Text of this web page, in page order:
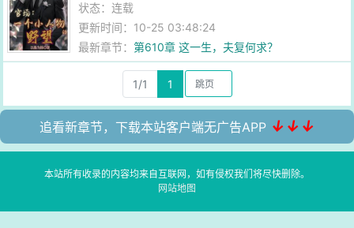
状态：连载
更新时间：10-25 03:48:24
最新章节：第610章 这一生，夫复何求？
1/1 1
追看新章节，下载本站客户端无广告APP ↓↓↓
本站所有收录的内容均来自互联网，如有侵权我们将尽快删除。
网站地图